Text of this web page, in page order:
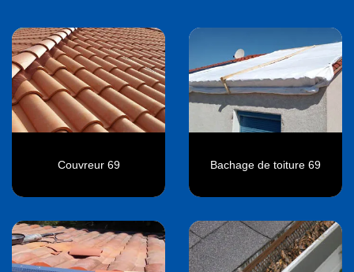
Couvreur 69 Bachage de toiture 69